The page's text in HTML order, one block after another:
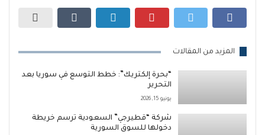
المزيد من المقالات
“بحرة إلكتريك”: خطط التوسع في سوريا بعد
التحرير
يونيو 15, 2026
شركة “قطيرجي” السعودية ترسم خريطة
دخولها للسوق السورية